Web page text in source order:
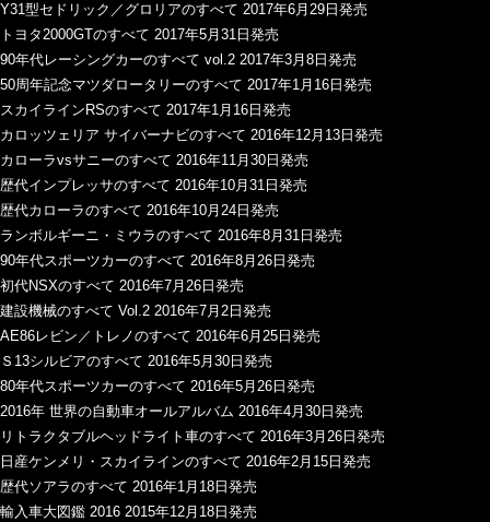
Y31型セドリック／グロリアのすべて 2017年6月29日発売
トヨタ2000GTのすべて 2017年5月31日発売
90年代レーシングカーのすべて vol.2 2017年3月8日発売
50周年記念マツダロータリーのすべて 2017年1月16日発売
スカイラインRSのすべて 2017年1月16日発売
カロッツェリア サイバーナビのすべて 2016年12月13日発売
カローラvsサニーのすべて 2016年11月30日発売
歴代インプレッサのすべて 2016年10月31日発売
歴代カローラのすべて 2016年10月24日発売
ランボルギーニ・ミウラのすべて 2016年8月31日発売
90年代スポーツカーのすべて 2016年8月26日発売
初代NSXのすべて 2016年7月26日発売
建設機械のすべて Vol.2 2016年7月2日発売
AE86レビン／トレノのすべて 2016年6月25日発売
Ｓ13シルビアのすべて 2016年5月30日発売
80年代スポーツカーのすべて 2016年5月26日発売
2016年 世界の自動車オールアルバム 2016年4月30日発売
リトラクタブルヘッドライト車のすべて 2016年3月26日発売
日産ケンメリ・スカイラインのすべて 2016年2月15日発売
歴代ソアラのすべて 2016年1月18日発売
輸入車大図鑑 2016 2015年12月18日発売